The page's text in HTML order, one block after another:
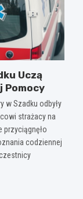
Uczą
Pomocy
w Szadku odbyły
strażacy na
przyciągnęło
codziennej